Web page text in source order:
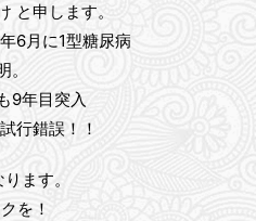
と申します。
6月に1型糖尿病
。
9年目突入
行錯誤！！
ます。
を！